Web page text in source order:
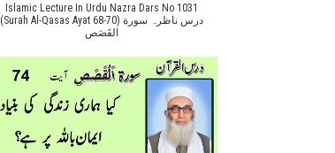
Islamic Lecture In Urdu Nazra Dars No 1031
(Surah Al-Qasas Ayat 68-70) درس ناظرہ سورة
القَصَص